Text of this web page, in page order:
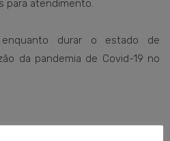
para atendimento.
durar o estado de
da pandemia de Covid-19 no